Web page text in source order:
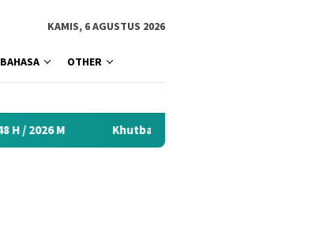
KAMIS, 6 AGUSTUS 2026
BAHASA OTHER
Khutbah Idul Fitri 2026 Menyentuh Hati: Kumpulan